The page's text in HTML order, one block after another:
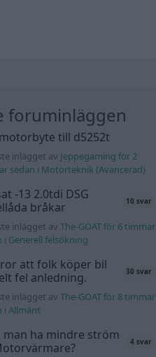
foruminläggen
till d5252t
inlägget av Jeppegaming för 2
sedan i Motorteknik (Avancerad)
-13 2.0tdi DSG
bråkar
10 svar
inlägget avThe-GOAT för 6 timmar
i Generell felsökning
att folk köper bil
fel anledning.
30 svar
inlägget avThe-GOAT för 8 timmar
iAllmänt
man ha mindre ström
4 svar